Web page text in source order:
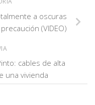
a oscuras
(VIDEO)
cables de alta
una vivienda